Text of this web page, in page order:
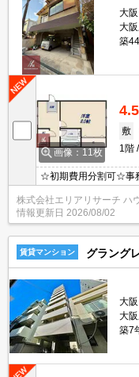
大
大
築
画像：11枚
4.5
敷
1階
☆初期費用分割可☆事
株式会社エリアリサーチ ハ
情報更新日 2026/08/02
賃貸マンション グラング
大
大
築7